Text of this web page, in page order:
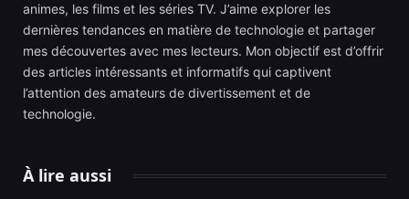
animes, les films et les séries TV. J’aime explorer les
dernières tendances en matière de technologie et partager
mes découvertes avec mes lecteurs. Mon objectif est d’offrir
des articles intéressants et informatifs qui captivent
l’attention des amateurs de divertissement et de
technologie.
À lire aussi